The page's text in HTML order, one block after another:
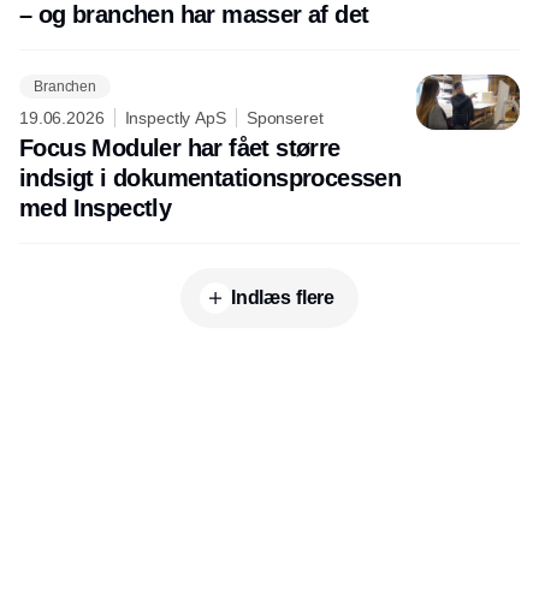
– og branchen har masser af det
Branchen
19.06.2026 Inspectly ApS Sponseret
Focus Moduler har fået større
indsigt i dokumentationsprocessen
med Inspectly
Indlæs flere